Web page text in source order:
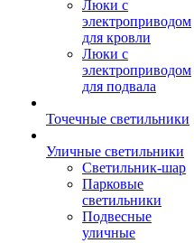
Люки с
электроприводом
для кровли
Люки с
электроприводом
для подвала
Точечные светильники
Уличные светильники
Светильник-шар
Парковые
светильники
Подвесные
уличные